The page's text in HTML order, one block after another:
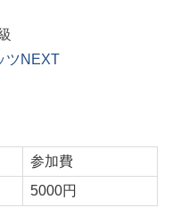
ツNEXT
参加費
5000円